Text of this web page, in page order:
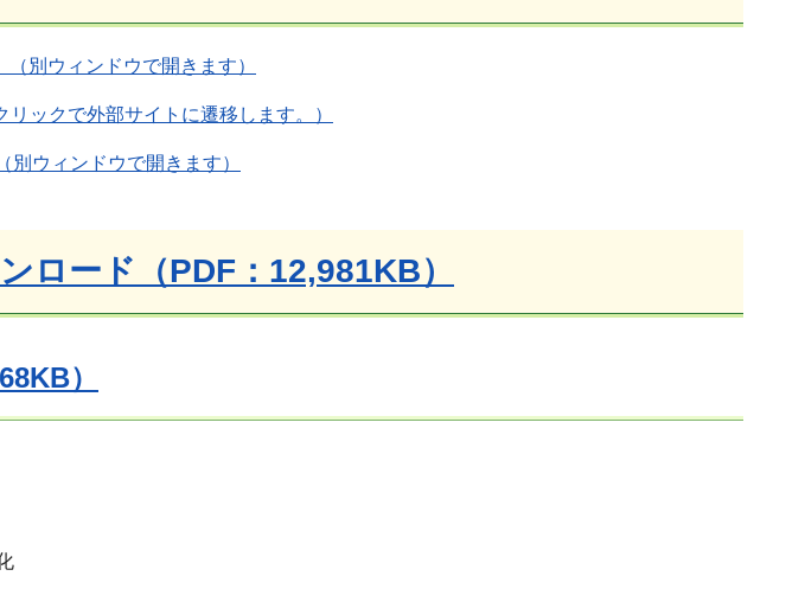
別ウィンドウで開きます）
ックで外部サイトに遷移します。）
ウィンドウで開きます）
ロード（PDF：12,981KB）
）